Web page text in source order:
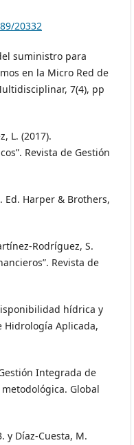
20332
suministro para
en la Micro Red de
7(4), pp
L. (2017).
Revista de Gestión
Ed. Harper & Brothers,
Rodríguez, S.
Revista de
hídrica y
Hidrología Aplicada,
Integrada de
Global
y Díaz-Cuesta, M.